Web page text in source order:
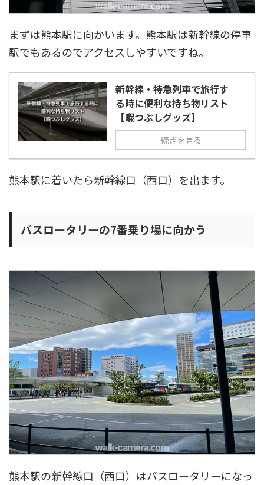
まずは熊本駅に向かいます。熊本駅は新幹線の停車
駅でもあるのでアクセスしやすいですね。
新幹線・特急列車で旅行す
る時に便利な持ち物リスト
【暇つぶしグッズ】
続きを見る
熊本駅に着いたら新幹線口（西口）を出ます。
バスロータリーの7番乗り場に向かう
熊本駅の新幹線口（西口）はバスロータリーになっ